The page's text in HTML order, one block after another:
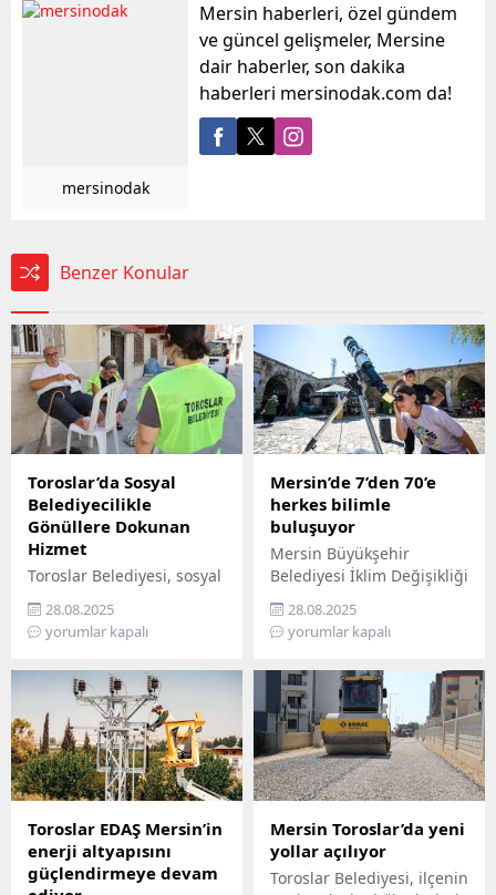
mersinodak
Mersin haberleri, özel gündem
ve güncel gelişmeler, Mersine
dair haberler, son dakika
haberleri mersinodak.com da!
Benzer Konular
Toroslar’da Sosyal
Belediyecilikle
Gönüllere Dokunan
Hizmet
Toroslar Belediyesi, sosyal
belediyecilik anlayışıyla
vatandaşların gönüllerine
dokunmaya devam ediyor.
vatandaşlar, özel
gereksinimli bireyler ile
gazi ve şehit aileleri,
belediyenin şefkatli elini
her zaman yanlarında
hissediyor. Belediye Sosyal
Destek Hizmetleri
Müdürlüğü’ne bağlı Şehit
ve Gazi Şefliği ile Yaşlı ve
Engelli Şefliği, belli
28.08.2025
yorumlar kapalı
Mersin’de 7’den 70’e
herkes bilimle
buluşuyor
Mersin Büyükşehir
Belediyesi İklim Değişikliği
ve Sıfır Atık Dairesi
Başkanlığı, Mercan 100.
Yıl İklim ve Çevre Bilim
edemeyenler için bilimi
yurttaşın ayağına
götürüyor. ‘Gökyüzü
Hepimizin, Bilim Her
Yerde’ sloganıyla yola
çıkan Büyükşehir,
Mersin’in ilçelerini tek tek
gezerek 7’den 70’e herkesi
bilimle buluşturuyor.
Bilimi, hayatın her
28.08.2025
yorumlar kapalı
Toroslar EDAŞ Mersin’in
enerji altyapısını
güçlendirmeye devam
Mersin Toroslar’da yeni
yollar açılıyor
Toroslar Belediyesi, ilçenin